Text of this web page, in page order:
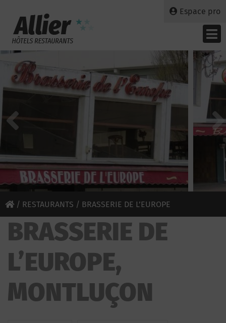
Espace pro
/ RESTAURANTS / BRASSERIE DE L’EUROPE
BRASSERIE DE
L’EUROPE,
MONTLUÇON